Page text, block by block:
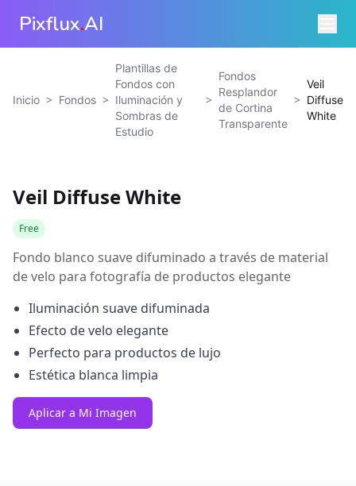
Pixflux.AI
Inicio > Fondos >
Plantillas de
Fondos con
Iluminación y
Sombras de
Estudio
>
Fondos
Resplandor
de Cortina
Transparente
>
Veil
Diffuse
White
Veil Diffuse White
Free
Fondo blanco suave difuminado a través de material
de velo para fotografía de productos elegante
Iluminación suave difuminada
Efecto de velo elegante
Perfecto para productos de lujo
Estética blanca limpia
Aplicar a Mi Imagen